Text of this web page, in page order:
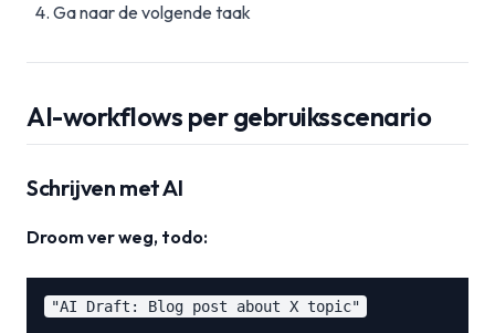
Ga naar de volgende taak
AI-workflows per gebruiksscenario
Schrijven met AI
Droom ver weg, todo: